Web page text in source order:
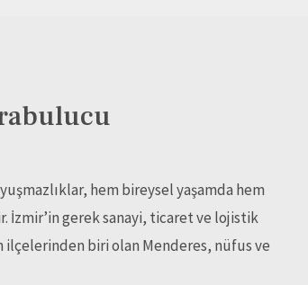
hem bireysel yaşamda hem
gerek sanayi, ticaret ve lojistik
biri olan Menderes, nüfus ve